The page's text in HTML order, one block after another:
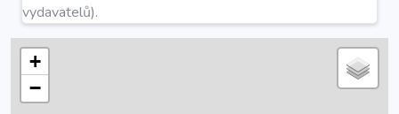
Hledat
vydavatelů).
+
−